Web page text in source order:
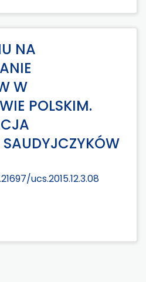
NA
W
POLSKIM.
ucs.2015.12.3.08